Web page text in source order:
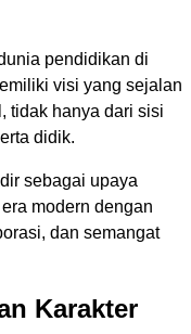
pendidikan di
visi yang sejalan
tidak hanya dari sisi
didik.
sebagai upaya
modern dengan
dan semangat
Karakter